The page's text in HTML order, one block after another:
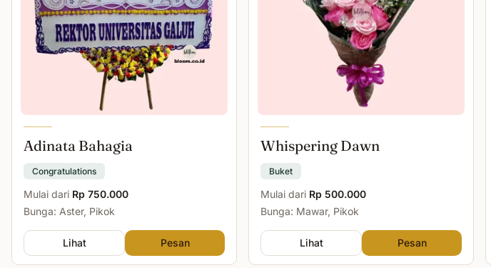
Adinata Bahagia
Congratulations
Mulai dari Rp 750.000
Bunga: Aster, Pikok
Lihat Pesan
Whispering Dawn
Buket
Mulai dari Rp 500.000
Bunga: Mawar, Pikok
Lihat Pesan